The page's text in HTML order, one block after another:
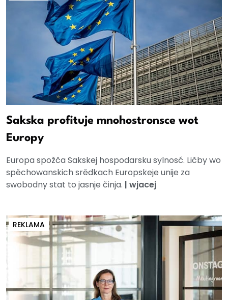
Sakska profituje mnohostronsce wot
Europy
Europa spožča Sakskej hospodarsku sylnosć. Ličby wo
spěchowanskich srědkach Europskeje unije za
swobodny stat to jasnje činja. | wjacej
REKLAMA